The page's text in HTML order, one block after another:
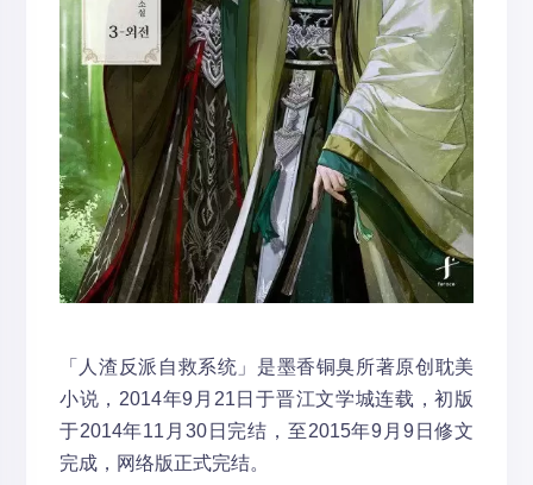
「人渣反派自救系统」是墨香铜臭所著原创耽美
小说，2014年9月21日于晋江文学城连载，初版
于2014年11月30日完结，至2015年9月9日修文
完成，网络版正式完结。